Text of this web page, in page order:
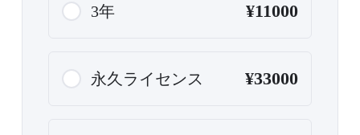
3年 ¥11000
永久ライセンス ¥33000